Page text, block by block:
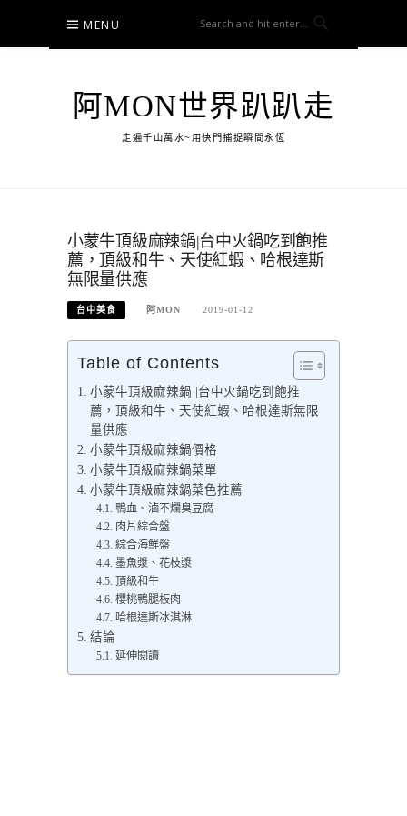
content
MENU
阿MON世界趴趴走
走遍千山萬水~用快門捕捉瞬間永恆
小蒙牛頂級麻辣鍋|台中火鍋吃到飽推
薦，頂級和牛、天使紅蝦、哈根達斯
無限量供應
台中美食 阿MON 2019-01-12
Table of Contents
小蒙牛頂級麻辣鍋 |台中火鍋吃到飽推
薦，頂級和牛、天使紅蝦、哈根達斯無限
量供應
小蒙牛頂級麻辣鍋價格
小蒙牛頂級麻辣鍋菜單
小蒙牛頂級麻辣鍋菜色推薦
鴨血、滷不爛臭豆腐
肉片綜合盤
綜合海鮮盤
墨魚漿、花枝漿
頂級和牛
櫻桃鴨腿板肉
哈根達斯冰淇淋
結論
延伸閱讀